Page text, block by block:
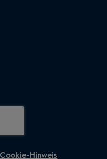
Cookie-Hinweis